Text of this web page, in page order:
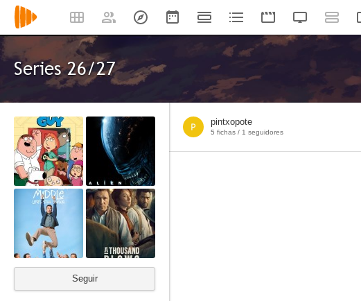
Series 26/27
Seguir
pintxopote
5 fichas / 1 seguidores